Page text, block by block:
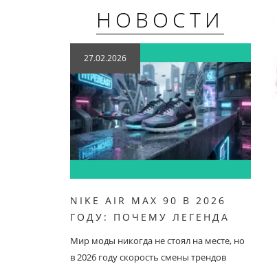
НОВОСТИ
27.02.2026
NIKE AIR MAX 90 В 2026
ГОДУ: ПОЧЕМУ ЛЕГЕНДА
Мир моды никогда не стоял на месте, но
в 2026 году скорость смены трендов